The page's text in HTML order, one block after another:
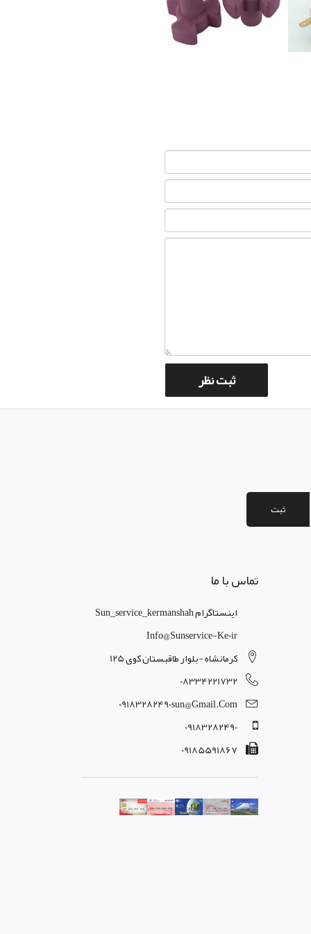
ثبت
تماس با ما
اینستاگرام Sun_service_kermanshah
Info@sunservice-Ke0ir
کرمانشاه -بلوار طاقبستان کوی 125
08334221732
09183282490sun@gmail.com
09183282490
09185591867